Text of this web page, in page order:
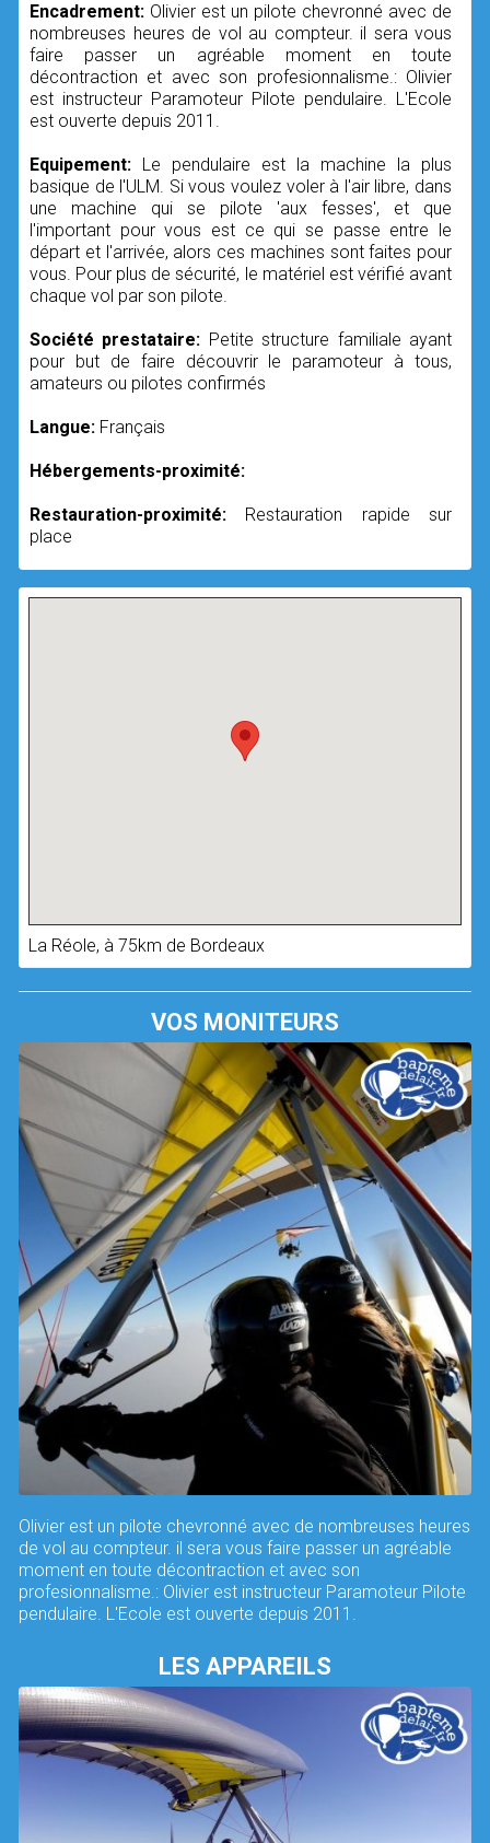
Encadrement: Olivier est un pilote chevronné avec de
nombreuses heures de vol au compteur. il sera vous
faire passer un agréable moment en toute
décontraction et avec son profesionnalisme.: Olivier
est instructeur Paramoteur Pilote pendulaire. L'Ecole
est ouverte depuis 2011.
Equipement: Le pendulaire est la machine la plus
basique de l'ULM. Si vous voulez voler à l'air libre, dans
une machine qui se pilote 'aux fesses', et que
l'important pour vous est ce qui se passe entre le
départ et l'arrivée, alors ces machines sont faites pour
vous. Pour plus de sécurité, le matériel est vérifié avant
chaque vol par son pilote.
Société prestataire: Petite structure familiale ayant
pour but de faire découvrir le paramoteur à tous,
amateurs ou pilotes confirmés
Langue: Français
Hébergements-proximité:
Restauration-proximité: Restauration rapide sur
place
La Réole, à 75km de Bordeaux
VOS MONITEURS
Olivier est un pilote chevronné avec de nombreuses heures
de vol au compteur. il sera vous faire passer un agréable
moment en toute décontraction et avec son
profesionnalisme.: Olivier est instructeur Paramoteur Pilote
pendulaire. L'Ecole est ouverte depuis 2011.
LES APPAREILS